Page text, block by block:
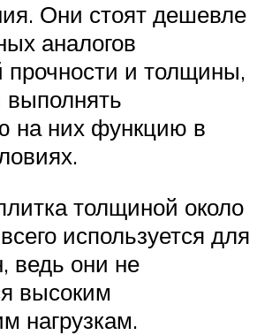
Они стоят дешевле
аналогов
и толщины,
выполнять
на них функцию в
толщиной около
используется для
ведь они не
высоким
нагрузкам.